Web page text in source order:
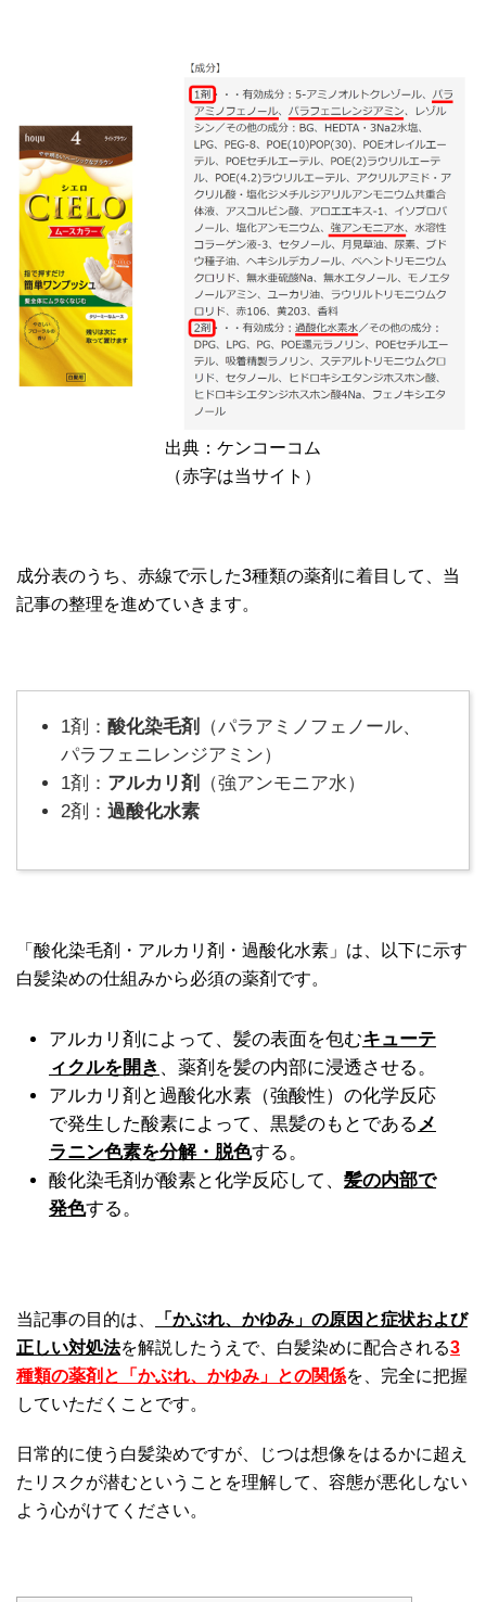
出典：ケンコーコム
（赤字は当サイト）
成分表のうち、赤線で示した3種類の薬剤に着目して、当
記事の整理を進めていきます。
1剤： 酸化染毛剤
（パラアミノフェノール、
パラフェニレンジアミン）
1剤： アルカリ剤
（強アンモニア水）
2剤： 過酸化水素
「酸化染毛剤・アルカリ剤・過酸化水素」は、以下に示す
白髪染めの仕組みから必須の薬剤です。
アルカリ剤によって、髪の表面を包むキューテ
ィクルを開き 、薬剤を髪の内部に浸透させる。
アルカリ剤と過酸化水素（強酸性）の化学反応
で発生した酸素によって、黒髪のもとである メ
ラニン色素を分解・脱色する。
酸化染毛剤が酸素と化学反応して、 髪の内部で
発色する。
当記事の目的は、
「かぶれ、かゆみ」の原因と症状および
正しい対処法を解説したうえで、白髪染めに配合される3
種類の薬剤と「かぶれ、かゆみ」との関係を、完全に把握
していただくことです。
日常的に使う白髪染めですが、じつは想像をはるかに超え
たリスクが潜むということを理解して、容態が悪化しない
よう心がけてください。